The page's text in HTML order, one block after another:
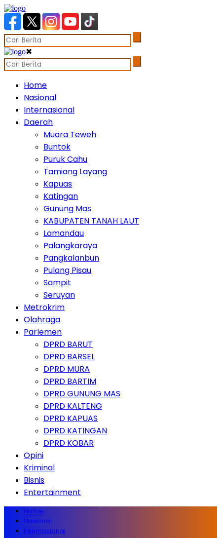
✖
Home
Nasional
Internasional
Daerah
Muara Teweh
Buntok
Puruk Cahu
Tamiang Layang
Kapuas
Katingan
Gunung Mas
KABUPATEN TANAH LAUT
Lamandau
Palangkaraya
Pangkalanbun
Pulang Pisau
Sampit
Seruyan
Metrokrim
Olahraga
Parlemen
DPRD BARUT
DPRD BARSEL
DPRD MURA
DPRD BARTIM
DPRD GUNUNG MAS
DPRD KALTENG
DPRD KAPUAS
DPRD KATINGAN
DPRD KOBAR
Opini
Kriminal
Bisnis
Entertainment
Home
Nasional
Internasional